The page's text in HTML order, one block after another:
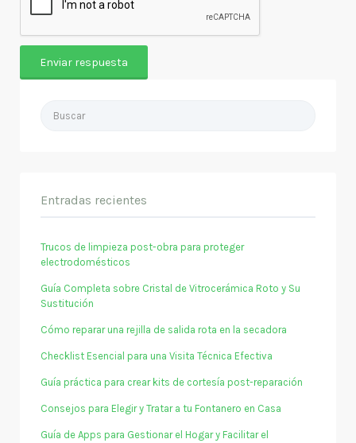
Entradas recientes
Trucos de limpieza post-obra para proteger
electrodomésticos
Guía Completa sobre Cristal de Vitrocerámica Roto y Su
Sustitución
Cómo reparar una rejilla de salida rota en la secadora
Checklist Esencial para una Visita Técnica Efectiva
Guía práctica para crear kits de cortesía post-reparación
Consejos para Elegir y Tratar a tu Fontanero en Casa
Guía de Apps para Gestionar el Hogar y Facilitar el